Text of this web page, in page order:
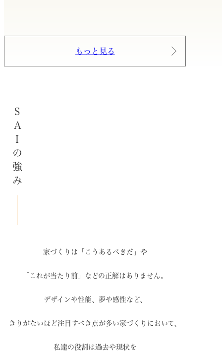
もっと見る
SAIの強み
家づくりは「こうあるべきだ」や
「これが当たり前」などの正解はありません。
デザインや性能、夢や感性など、
きりがないほど注目すべき点が多い家づくりにおいて、
私達の役割は過去や現状を